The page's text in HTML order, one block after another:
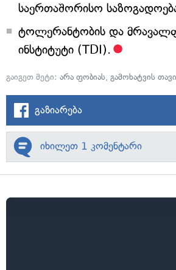
საერთაშორისო
ტოლერანტობის და
ინსტიტუტი (TDI).
გაიგეთ მეტი: არა ფობიას, გამოხატვის
გაზიარება
იხილეთ 1 კომენტარი